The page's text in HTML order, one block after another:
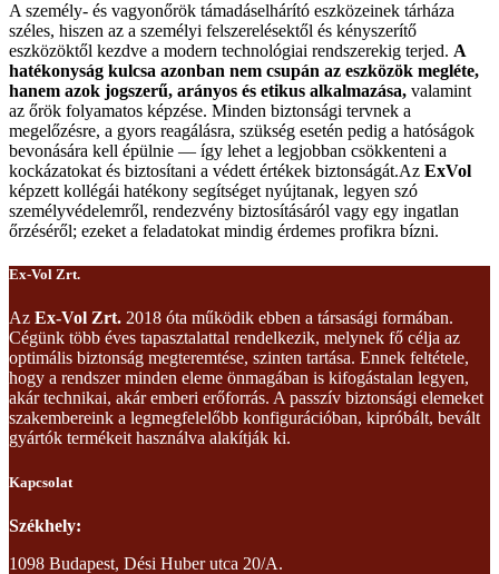
A személy- és vagyonőrök támadáselhárító eszközeinek tárháza
széles, hiszen az a személyi felszerelésektől és kényszerítő
eszközöktől kezdve a modern technológiai rendszerekig terjed. A
hatékonyság kulcsa azonban nem csupán az eszközök megléte,
hanem azok jogszerű, arányos és etikus alkalmazása, valamint
az őrök folyamatos képzése. Minden biztonsági tervnek a
megelőzésre, a gyors reagálásra, szükség esetén pedig a hatóságok
bevonására kell épülnie — így lehet a legjobban csökkenteni a
kockázatokat és biztosítani a védett értékek biztonságát.Az ExVol
képzett kollégái hatékony segítséget nyújtanak, legyen szó
személyvédelemről, rendezvény biztosításáról vagy egy ingatlan
őrzéséről; ezeket a feladatokat mindig érdemes profikra bízni.
Ex-Vol Zrt.
Az Ex-Vol Zrt. 2018 óta működik ebben a társasági formában.
Cégünk több éves tapasztalattal rendelkezik, melynek fő célja az
optimális biztonság megteremtése, szinten tartása. Ennek feltétele,
hogy a rendszer minden eleme önmagában is kifogástalan legyen,
akár technikai, akár emberi erőforrás. A passzív biztonsági elemeket
szakembereink a legmegfelelőbb konfigurációban, kipróbált, bevált
gyártók termékeit használva alakítják ki.
Kapcsolat
Székhely:
1098 Budapest, Dési Huber utca 20/A.